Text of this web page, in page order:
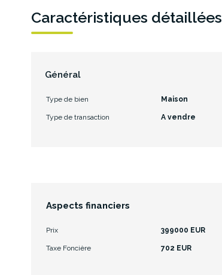
Caractéristiques détaillées
Général
Type de bien Maison
Type de transaction A vendre
Aspects financiers
Prix 399000 EUR
Taxe Foncière 702 EUR